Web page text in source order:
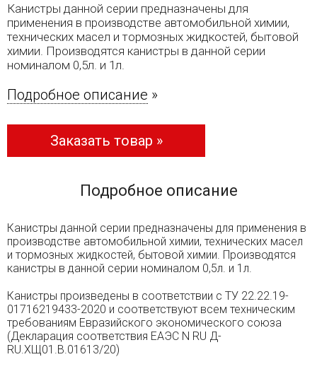
Канистры данной серии предназначены для
применения в производстве автомобильной химии,
технических масел и тормозных жидкостей, бытовой
химии. Производятся канистры в данной серии
номиналом 0,5л. и 1л.
Подробное описание »
Заказать товар »
Подробное описание
Канистры данной серии предназначены для применения в
производстве автомобильной химии, технических масел
и тормозных жидкостей, бытовой химии. Производятся
канистры в данной серии номиналом 0,5л. и 1л.
Канистры произведены в соответствии с ТУ 22.22.19-
01716219433-2020 и соответствуют всем техническим
требованиям Евразийского экономического союза
(Декларация соответствия ЕАЭС N RU Д-
RU.ХЩ01.В.01613/20)